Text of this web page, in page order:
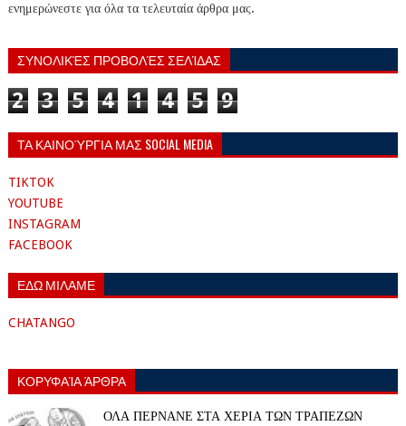
ενημερώνεστε για όλα τα τελευταία άρθρα μας.
ΣΥΝΟΛΙΚΈΣ ΠΡΟΒΟΛΈΣ ΣΕΛΊΔΑΣ
2 3 5 4 1 4 5 9
ΤΑ ΚΑΙΝΟΎΡΓΙΑ ΜΑΣ SOCIAL MEDIA
TIKTOK
YOUTUBE
INSTAGRAM
FACEBOOK
ΕΔΩ ΜΙΛΑΜΕ
CHATANGO
ΚΟΡΥΦΑΊΑ ΆΡΘΡΑ
ΟΛΑ ΠΕΡΝΑΝΕ ΣΤΑ ΧΕΡΙΑ ΤΩΝ ΤΡΑΠΕΖΩΝ